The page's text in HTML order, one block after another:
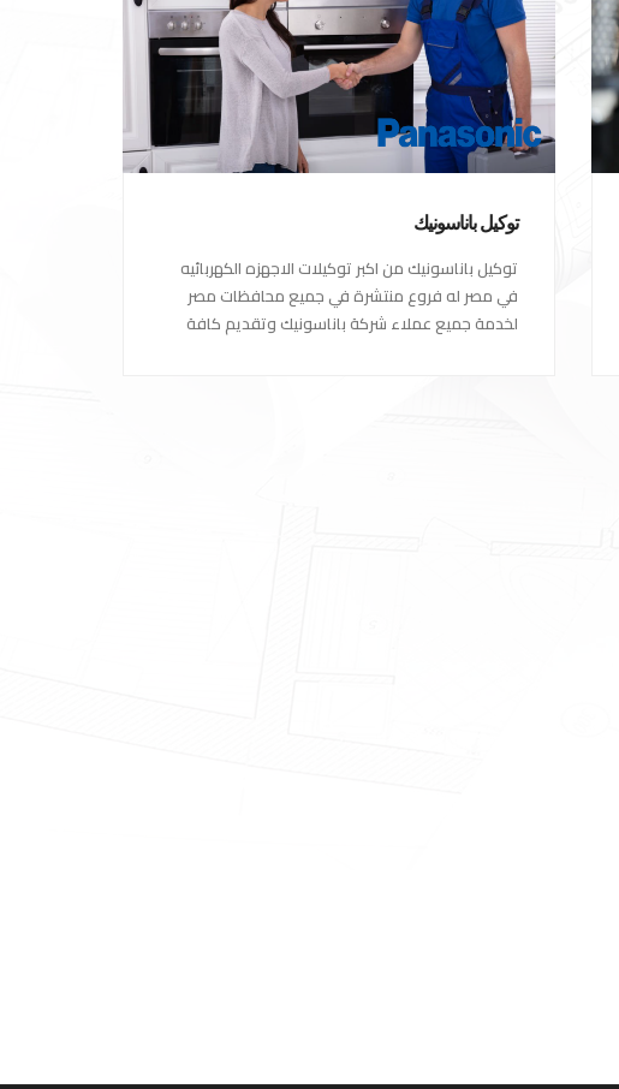
توكيل باناسونيك
توكيل باناسونيك من اكبر توكيلات الاجهزه الكهربائيه
في مصر له فروع منتشرة في جميع محافظات مصر
لخدمة جميع عملاء شركة باناسونيك وتقديم كافة